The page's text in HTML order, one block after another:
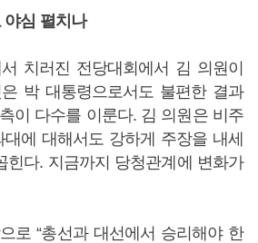
심 펼치나
치러진 전당대회에서 김 의원이
박 대통령으로서도 불편한 결과
이 다수를 이룬다. 김 의원은 비주
에 대해서도 강하게 주장을 내세
힌다. 지금까지 당청관계에 변화가
로 “총선과 대선에서 승리해야 한